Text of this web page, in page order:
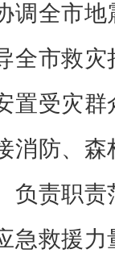
调全市
全市救
置受灾
消防、
负责职
急救援